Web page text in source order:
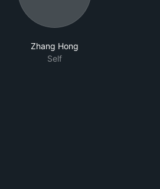
Zhang Hong
Self